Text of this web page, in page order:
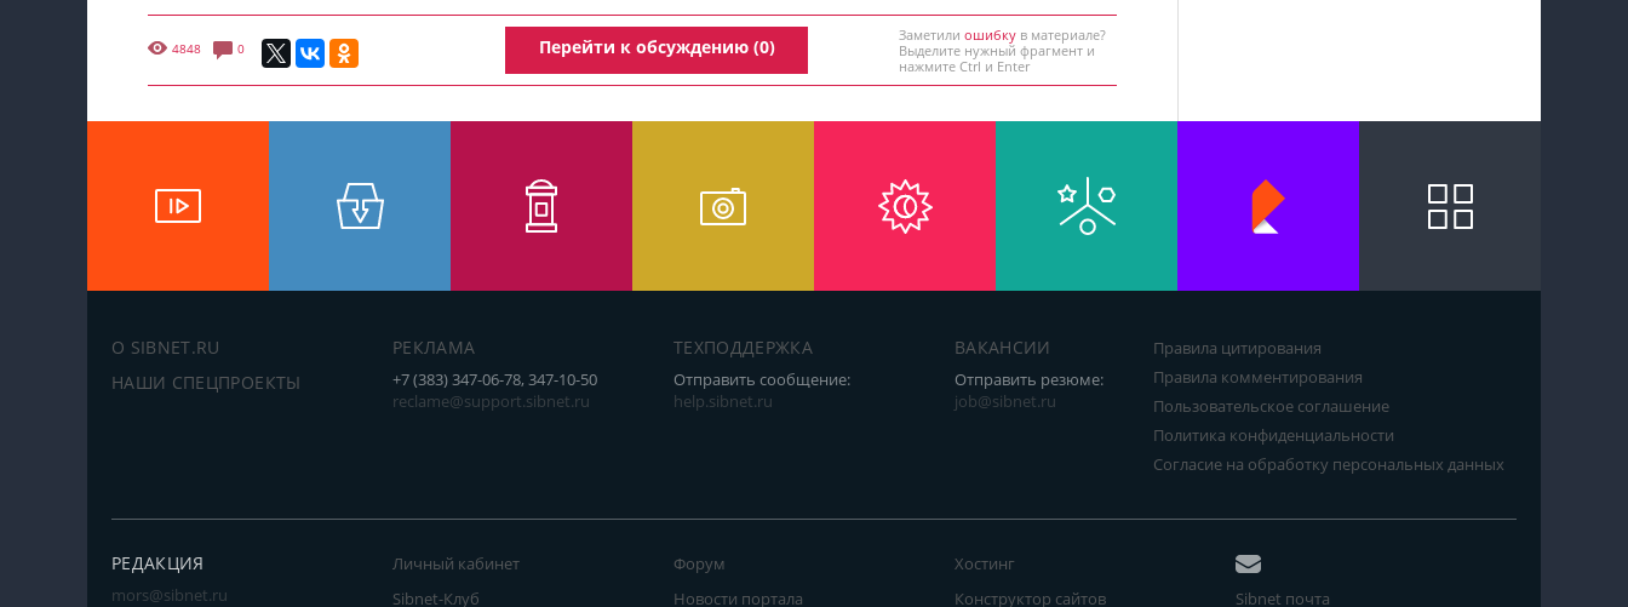
4848 0 Перейти к обсуждению (0)
Заметили ошибку в материале?
Выделите нужный фрагмент и
нажмите Ctrl и Enter
О SIBNET.RU
НАШИ СПЕЦПРОЕКТЫ
РЕКЛАМА
+7 (383) 347-06-78, 347-10-50
reclame@support.sibnet.ru
ТЕХПОДДЕРЖКА
Отправить сообщение:
help.sibnet.ru
ВАКАНСИИ
Отправить резюме:
job@sibnet.ru
Правила цитирования
Правила комментирования
Пользовательское соглашение
Политика конфиденциальности
Согласие на обработку персональных данных
РЕДАКЦИЯ
mors@sibnet.ru
Личный кабинет
Sibnet-Клуб
Форум
Новости портала
Хостинг
Конструктор сайтов
Sibnet почта